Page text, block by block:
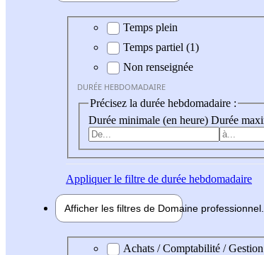
Durée hebdomadaire
Temps plein
Temps partiel (1)
Non renseignée
DURÉE HEBDOMADAIRE
Précisez la durée hebdomadaire :
Durée minimale (en heure) Durée
Appliquerle filtre de durée hebdomadaire
Afficher les filtres de Domaine professionnel
Domaine professionel
Achats / Comptabilité / Gestion